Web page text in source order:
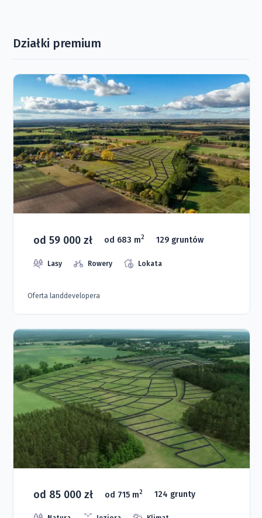
Działki premium
od 59 000 zł od 683 m2 129 gruntów
Lasy Rowery Lokata
Oferta landdevelopera
od 85 000 zł od 715 m2 124 grunty